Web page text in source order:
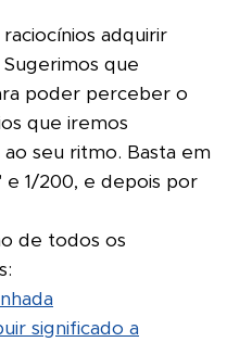
adquirir
que
poder perceber o
que iremos
seu ritmo. Basta em
e 1/200, e depois por
de todos os
significado a